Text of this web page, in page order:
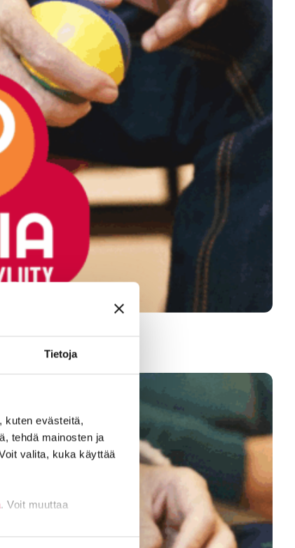
Tietoja
kuten evästeitä,
tehdä mainosten ja
valita, kuka käyttää
. Voit muuttaa